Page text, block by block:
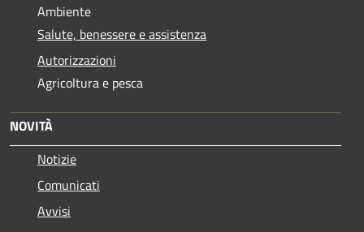
Ambiente
Salute, benessere e assistenza
Autorizzazioni
Agricoltura e pesca
NOVITÀ
Notizie
Comunicati
Avvisi